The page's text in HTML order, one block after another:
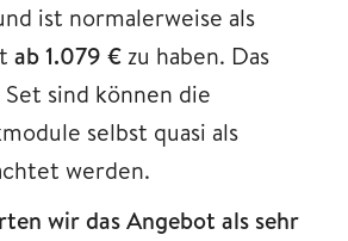
ist normalerweise als
ab 1.079 €zu haben. Das
sind können die
selbst quasi als
werden.
wir das Angebot als sehr